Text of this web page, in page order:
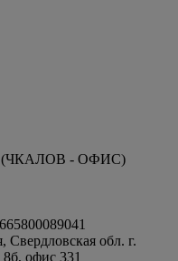
(ЧКАЛОВ - ОФИС)
обл. г.
офис 331